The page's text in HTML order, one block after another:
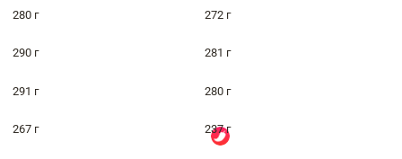
280 г 272 г
290 г 281 г
291 г 280 г
267 г 237 г